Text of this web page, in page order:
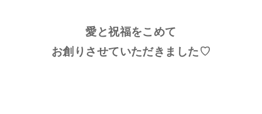
愛と祝福をこめて
お創りさせていただきました♡